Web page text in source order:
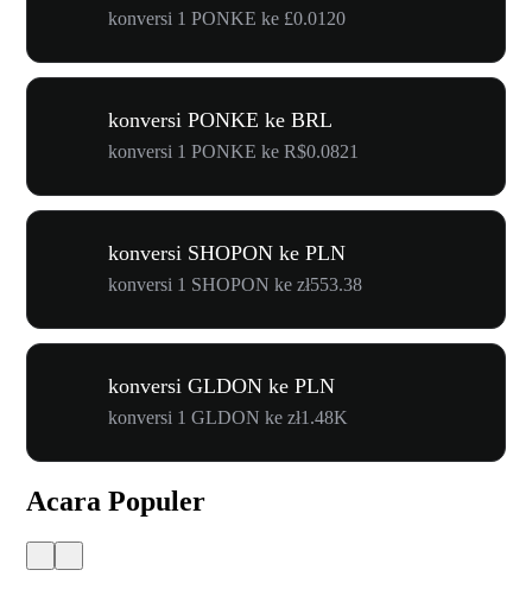
konversi 1 PONKE ke £0.0120
konversi PONKE ke BRL
konversi 1 PONKE ke R$0.0821
konversi SHOPON ke PLN
konversi 1 SHOPON ke zł553.38
konversi GLDON ke PLN
konversi 1 GLDON ke zł1.48K
Acara Populer